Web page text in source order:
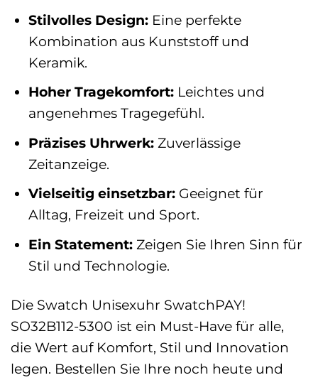
Stilvolles Design:Eine perfekte
Kombination aus Kunststoff und
Keramik.
Hoher Tragekomfort:Leichtes und
angenehmes Tragegefühl.
Präzises Uhrwerk:Zuverlässige
Zeitanzeige.
Vielseitig einsetzbar:Geeignet für
Alltag, Freizeit und Sport.
Ein Statement:Zeigen Sie Ihren Sinn für
Stil und Technologie.
Die Swatch Unisexuhr SwatchPAY!
SO32B112-5300 ist ein Must-Have für alle,
die Wert auf Komfort, Stil und Innovation
legen. Bestellen Sie Ihre noch heute und